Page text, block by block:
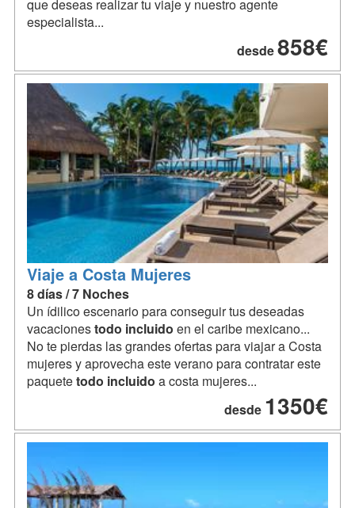
que deseas realizar tu viaje y nuestro agente
especialista...
desde858€
Viaje a Costa Mujeres
8 días / 7 Noches
Un ídilico escenario para conseguir tus deseadas
vacacionestodo incluido en el caribe mexicano...
No te pierdas las grandes ofertas para viajar a Costa
mujeres y aprovecha este verano para contratar este
paquetetodo incluido a costa mujeres...
desde 1350€